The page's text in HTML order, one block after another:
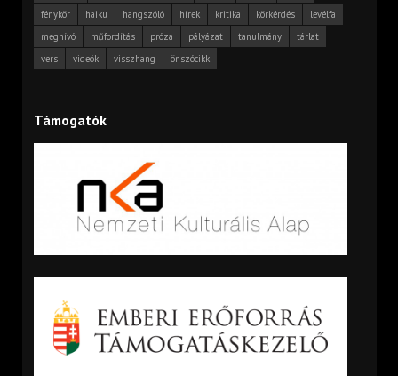
fénykör
haiku hangszóló hírek kritika körkérdés
levélfa
meghívó
műfordítás próza pályázat tanulmány
tárlat
vers
videók visszhang önszócikk
Támogatók